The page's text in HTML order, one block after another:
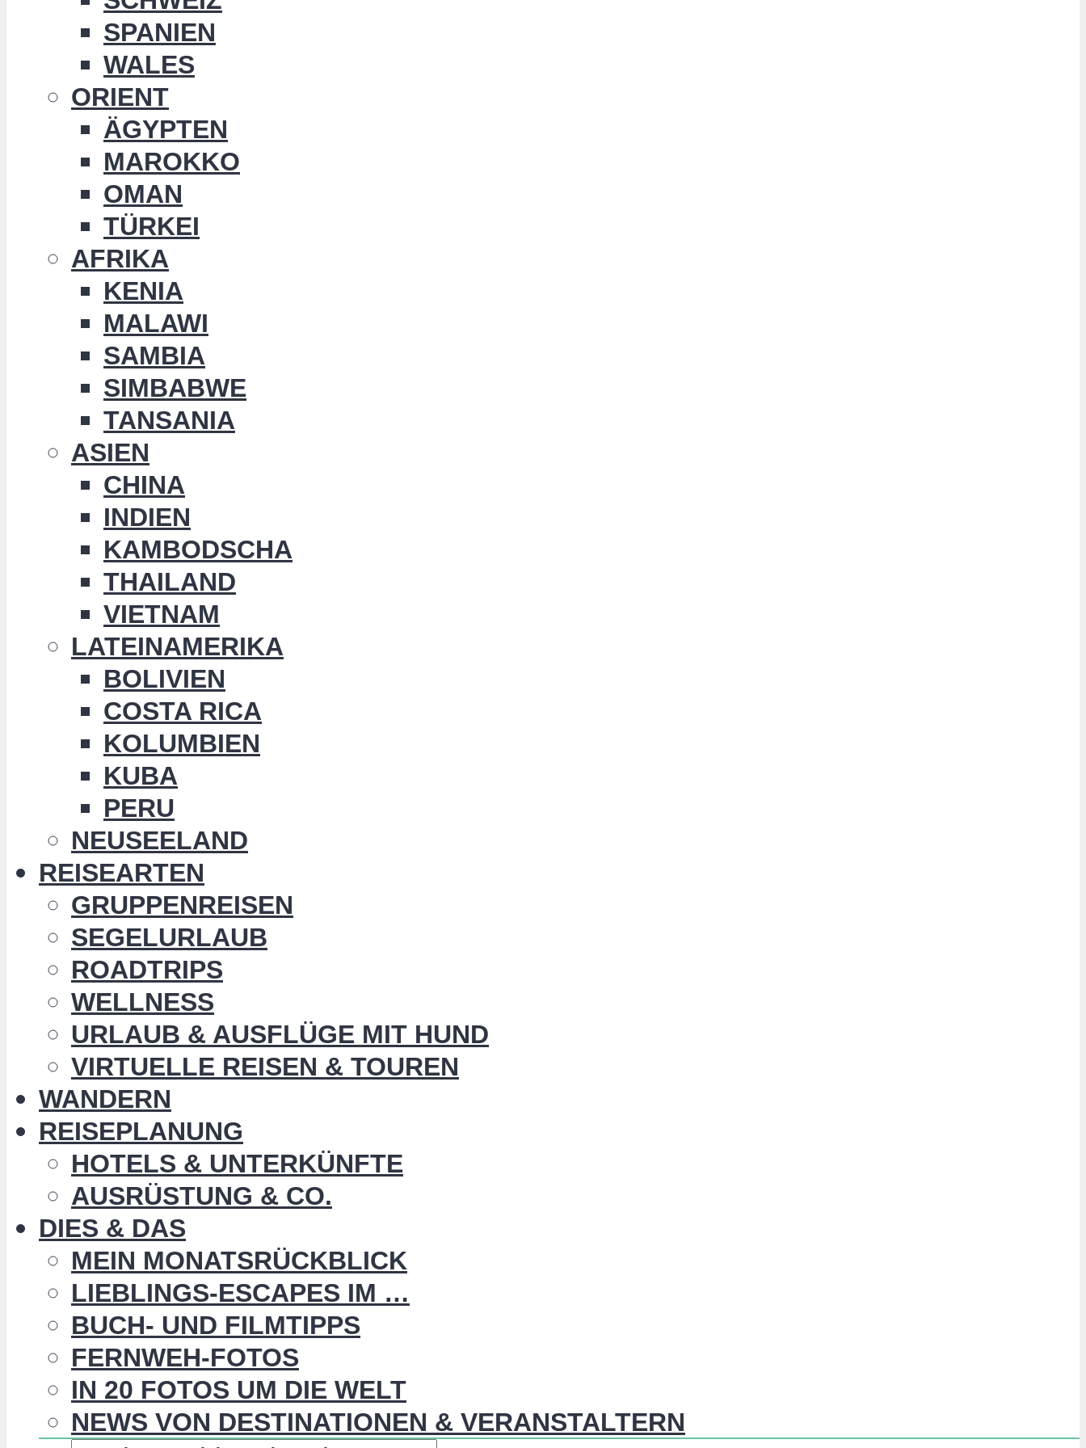
SPANIEN
WALES
ORIENT
ÄGYPTEN
MAROKKO
OMAN
TÜRKEI
AFRIKA
KENIA
MALAWI
SAMBIA
SIMBABWE
TANSANIA
ASIEN
CHINA
INDIEN
KAMBODSCHA
THAILAND
VIETNAM
LATEINAMERIKA
BOLIVIEN
COSTA RICA
KOLUMBIEN
KUBA
PERU
NEUSEELAND
REISEARTEN
GRUPPENREISEN
SEGELURLAUB
ROADTRIPS
WELLNESS
URLAUB & AUSFLÜGE MIT HUND
VIRTUELLE REISEN & TOUREN
WANDERN
REISEPLANUNG
HOTELS & UNTERKÜNFTE
AUSRÜSTUNG & CO.
DIES & DAS
MEIN MONATSRÜCKBLICK
LIEBLINGS-ESCAPES IM …
BUCH- UND FILMTIPPS
FERNWEH-FOTOS
IN 20 FOTOS UM DIE WELT
NEWS VON DESTINATIONEN & VERANSTALTERN